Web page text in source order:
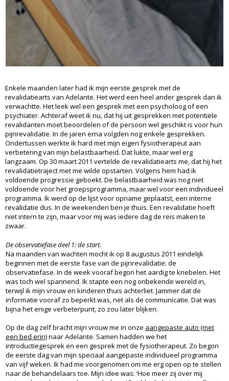
Enkele maanden later had ik mijn eerste gesprek met de
revalidatiearts van Adelante. Het werd een heel ander gesprek dan ik
verwachtte. Het leek wel een gesprek met een psycholoog of een
psychiater. Achteraf weet ik nu, dat hij uit gesprekken met potentiële
revalidanten moet beoordelen of de persoon wel geschikt is voor hun
pijnrevalidatie. In de jaren erna volgden nog enkele gesprekken.
Ondertussen werkte ik hard met mijn eigen fysiotherapeut aan
verbetering van mijn belastbaarheid. Dat lukte, maar wel erg
langzaam. Op 30 maart 2011 vertelde de revalidatiearts me, dat hij het
revalidatietraject met me wilde opstarten. Volgens hem had ik
voldoende progressie geboekt. De belastbaarheid was nog niet
voldoende voor het groepsprogramma, maar wel voor een individueel
programma. Ik werd op de lijst voor opname geplaatst, een interne
revalidatie dus. In de weekenden ben je thuis. Een revalidatie hoeft
niet intern te zijn, maar voor mij was iedere dag de reis maken te
zwaar.
De observatiefase deel 1: de start.
Na maanden van wachten mocht ik op 8 augustus 2011 eindelijk
beginnen met de eerste fase van de pijnrevalidatie: de
observatiefase. In de week vooraf begon het aardig te kriebelen. Het
was toch wel spannend. Ik stapte een nog onbekende wereld in,
terwijl ik mijn vrouw en kinderen thuis achterliet. Jammer dat de
informatie vooraf zo beperkt was, net als de communicatie. Dat was
bijna het enige verbeterpunt, zo zou later blijken.
Op de dag zelf bracht mijn vrouw me in onze aangepaste auto (met
een bed erin)naar Adelante. Samen hadden we het
introductiegesprek en een gesprek met de fysiotherapeut. Zo begon
de eerste dag van mijn speciaal aangepaste individueel programma
van vijf weken. Ik had me voorgenomen om me erg open op te stellen
naar de behandelaars toe. Mijn idee was: ‘Hoe meer zij over mij